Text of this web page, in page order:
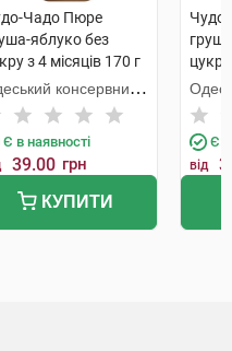
Чадо Пюре
яблуко без
з 4 місяців 170 г
консервний
дитячого
Є в наявності
39.00 грн
КУПИТИ
пауч
Є в
від